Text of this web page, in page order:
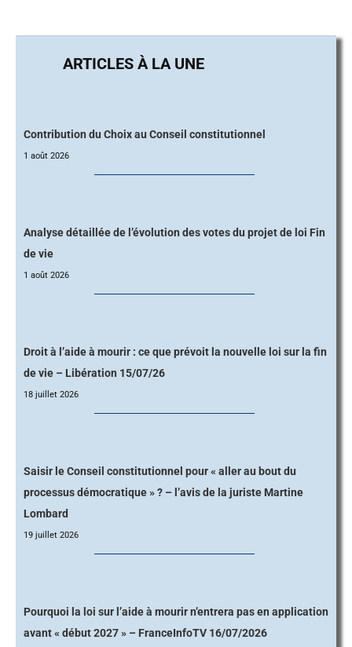
Contribution du Choix au Conseil constitutionnel
1 août 2026
Analyse détaillée de l’évolution des votes du projet de loi Fin
de vie
1 août 2026
Droit à l’aide à mourir : ce que prévoit la nouvelle loi sur la fin
de vie – Libération 15/07/26
18 juillet 2026
Saisir le Conseil constitutionnel pour « aller au bout du
processus démocratique » ? – l’avis de la juriste Martine
Lombard
19 juillet 2026
Pourquoi la loi sur l’aide à mourir n’entrera pas en application
avant « début 2027 » – FranceInfoTV 16/07/2026